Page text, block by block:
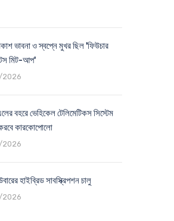
ভাবনা ও স্বপ্নে মুখর ছিল 'ফিউচার
মিট-আপ'
বহরে ভেহিকেল টেলিমেটিকস সিস্টেম
কারকোপোলো
হাইব্রিড সাবস্ক্রিপশন চালু